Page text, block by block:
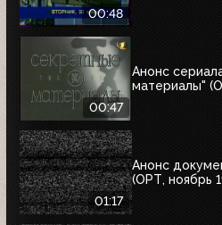
00:48
00:47
Анонс
материалы"
01:17
Анонс
(ОРТ, ноябрь